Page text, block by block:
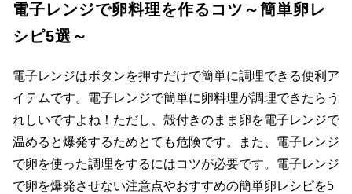
電子レンジで卵料理を作るコツ～簡単卵レ
シピ5選～
電子レンジはボタンを押すだけで簡単に調理できる便利ア
イテムです。電子レンジで簡単に卵料理が調理できたらう
れしいですよね！ただし、殻付きのまま卵を電子レンジで
温めると爆発するためとても危険です。また、電子レンジ
で卵を使った調理をするにはコツが必要です。電子レンジ
で卵を爆発させない注意点やおすすめの簡単卵レシピを5